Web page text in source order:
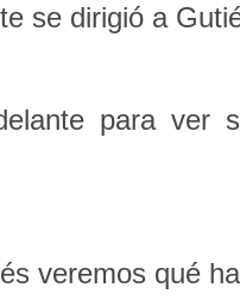
se dirigió a
para ver si
veremos qué